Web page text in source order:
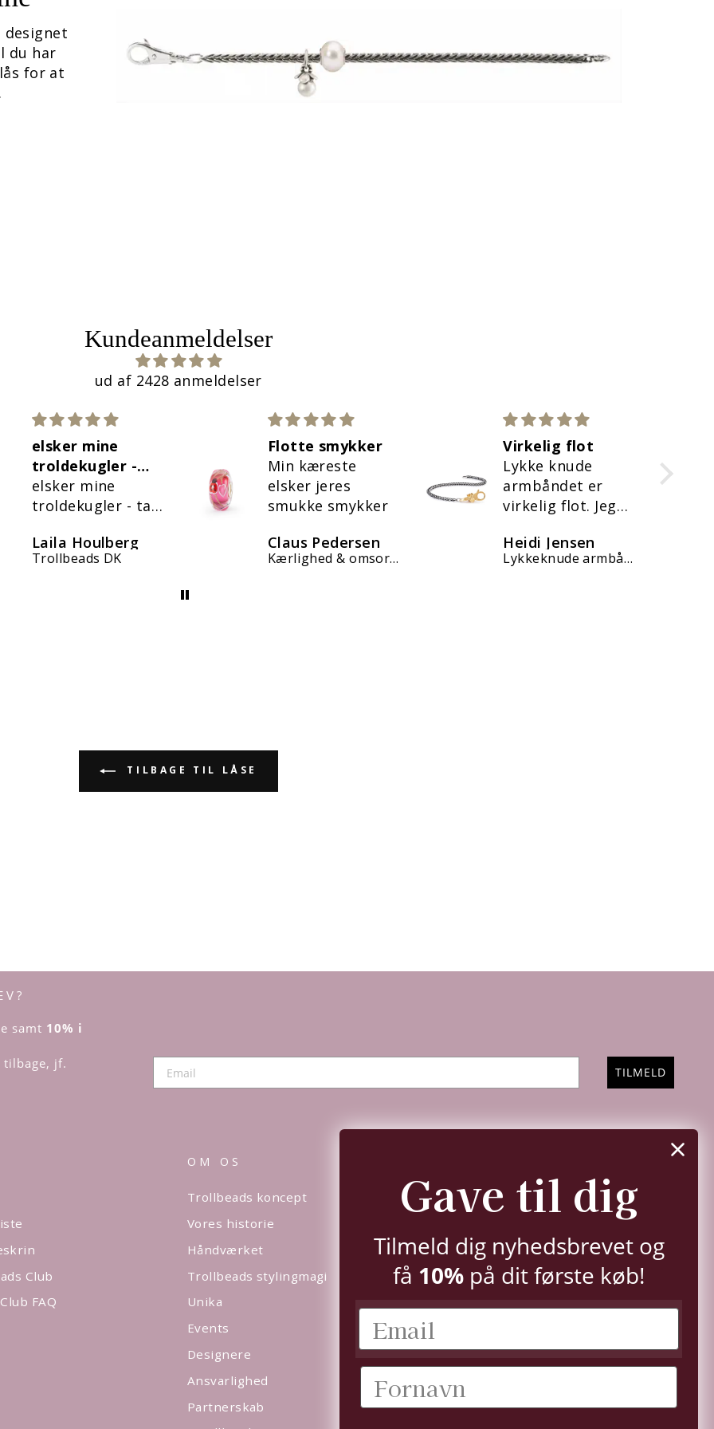
designet
du har
for at
Kundeanmeldelser
ud af 2428 anmeldelser
Flotte smykker
Min kæreste
elsker jeres
smukke smykker
Claus Pedersen
Virkelig flot
Lykke knude
armbåndet er
virkelig flot. Jeg
med mit køb ❤️
Heidi Jensen
Lykkeknude armbånd, forgyldt
troldekugler
jeg har købt mine
første kugler og
er rigtig glad for
Hjørdis Johansen
Lyseblå blomst kugle
TILBAGE TIL LÅSE
samt 10% i
jf.
TILMELD
Club
FAQ
OM OS
Trollbeads koncept
Vores historie
Håndværket
Trollbeads stylingmagi
Unika
Events
Designere
Ansvarlighed
Partnerskab
Instagram
FacebookYouTubePinterest
TikTokLinkedIn
Gave til dig
Tilmeld dig nyhedsbrevet og
få 10% på dit første køb!